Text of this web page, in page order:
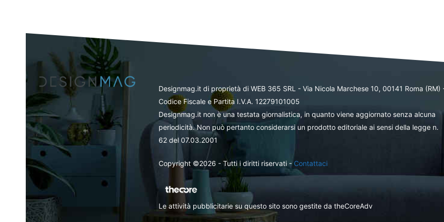
Designmag.it di proprietà di WEB 365 SRL - Via Nicola Marchese 10, 00141 Roma (RM)
Codice Fiscale e Partita I.V.A. 12279101005
Designmag.it non è una testata giornalistica, in quanto viene aggiornato senza alcuna
periodicità. Non può pertanto considerarsi un prodotto editoriale ai sensi della legge n.
62 del 07.03.2001
Copyright ©2026 - Tutti i diritti riservati -Contattaci
Le attività pubblicitarie su questo sito sono gestite da theCoreAdv